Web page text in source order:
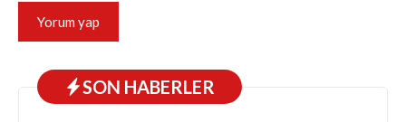
SON HABERLER